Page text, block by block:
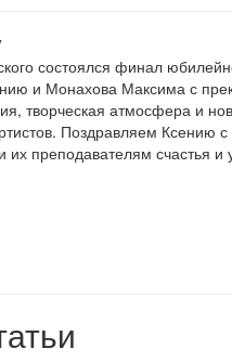
состоялся финал
и Монахова Максима с
творческая атмосфера и
Поздравляем
их преподавателям счастья и